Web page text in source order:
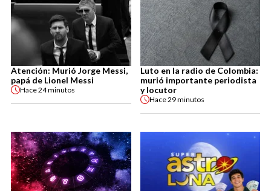
Atención: Murió Jorge Messi,
papá de Lionel Messi
Hace24 minutos
Luto en la radio de Colombia:
murió importante periodista
y locutor
Hace29 minutos